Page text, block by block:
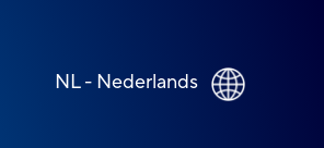
NL - Nederlands